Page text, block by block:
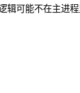
辑可能不在主进